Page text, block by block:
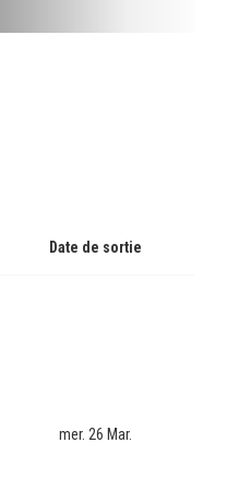
Date de sortie
mer. 26 Mar.